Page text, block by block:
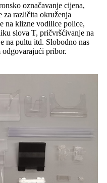
označavanje cijena,
za različita okruženja
na klizne vodilice police,
slova T, pričvršćivanje na
na pultu itd. Slobodno nas
pribor.